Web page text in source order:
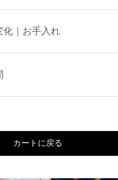
化｜お手入れ
カートに戻る